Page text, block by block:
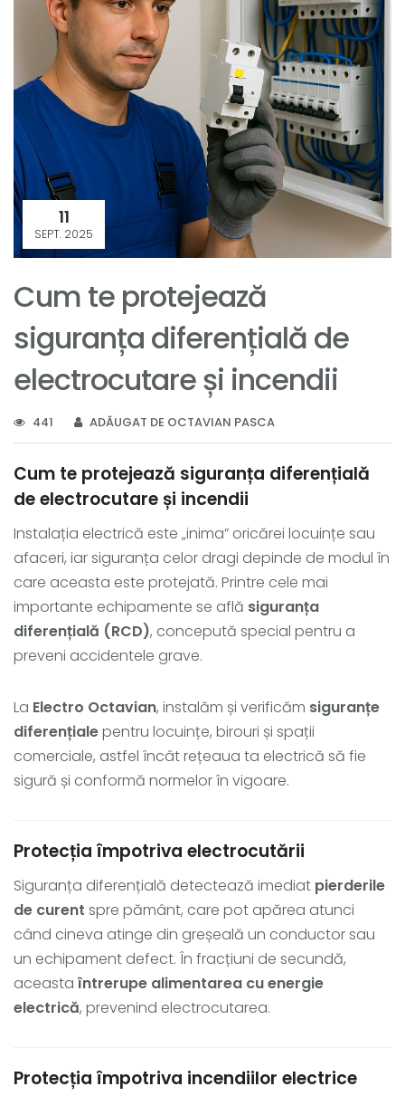
11
SEPT. 2025
Cum te protejează
siguranța diferențială de
electrocutare și incendii
441 ADĂUGAT DE OCTAVIAN PASCA
Cum te protejează siguranța diferențială
de electrocutare și incendii
Instalația electrică este „inima” oricărei locuințe sau
afaceri, iar siguranța celor dragi depinde de modul în
care aceasta este protejată. Printre cele mai
importante echipamente se află siguranța
diferențială (RCD), concepută special pentru a
preveni accidentele grave.
La Electro Octavian, instalăm și verificăm siguranțe
diferențialepentru locuințe, birouri și spații
comerciale, astfel încât rețeaua ta electrică să fie
sigură și conformă normelor în vigoare.
Protecția împotriva electrocutării
Siguranța diferențială detectează imediat pierderile
de curent spre pământ, care pot apărea atunci
când cineva atinge din greșeală un conductor sau
un echipament defect. În fracțiuni de secundă,
aceasta întrerupe alimentarea cu energie
electrică, prevenind electrocutarea.
Protecția împotriva incendiilor electrice